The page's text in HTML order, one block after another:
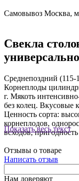
Показать весь текст
Самовывоз Москва,
Свекла
Среднепоздний (115-
Корнеплоды
г. Мякоть
без колец. Вкусовые
Ценность сорта:
корнеплодов,
всходов,
Отзывы о товаре
Написать отзыв
Нам доверяют